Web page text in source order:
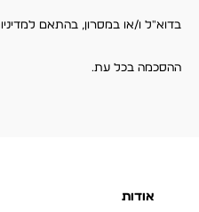
בדוא"ל ו/או במסרון, בהתאם
ההסכמה בכל עת.
אודות